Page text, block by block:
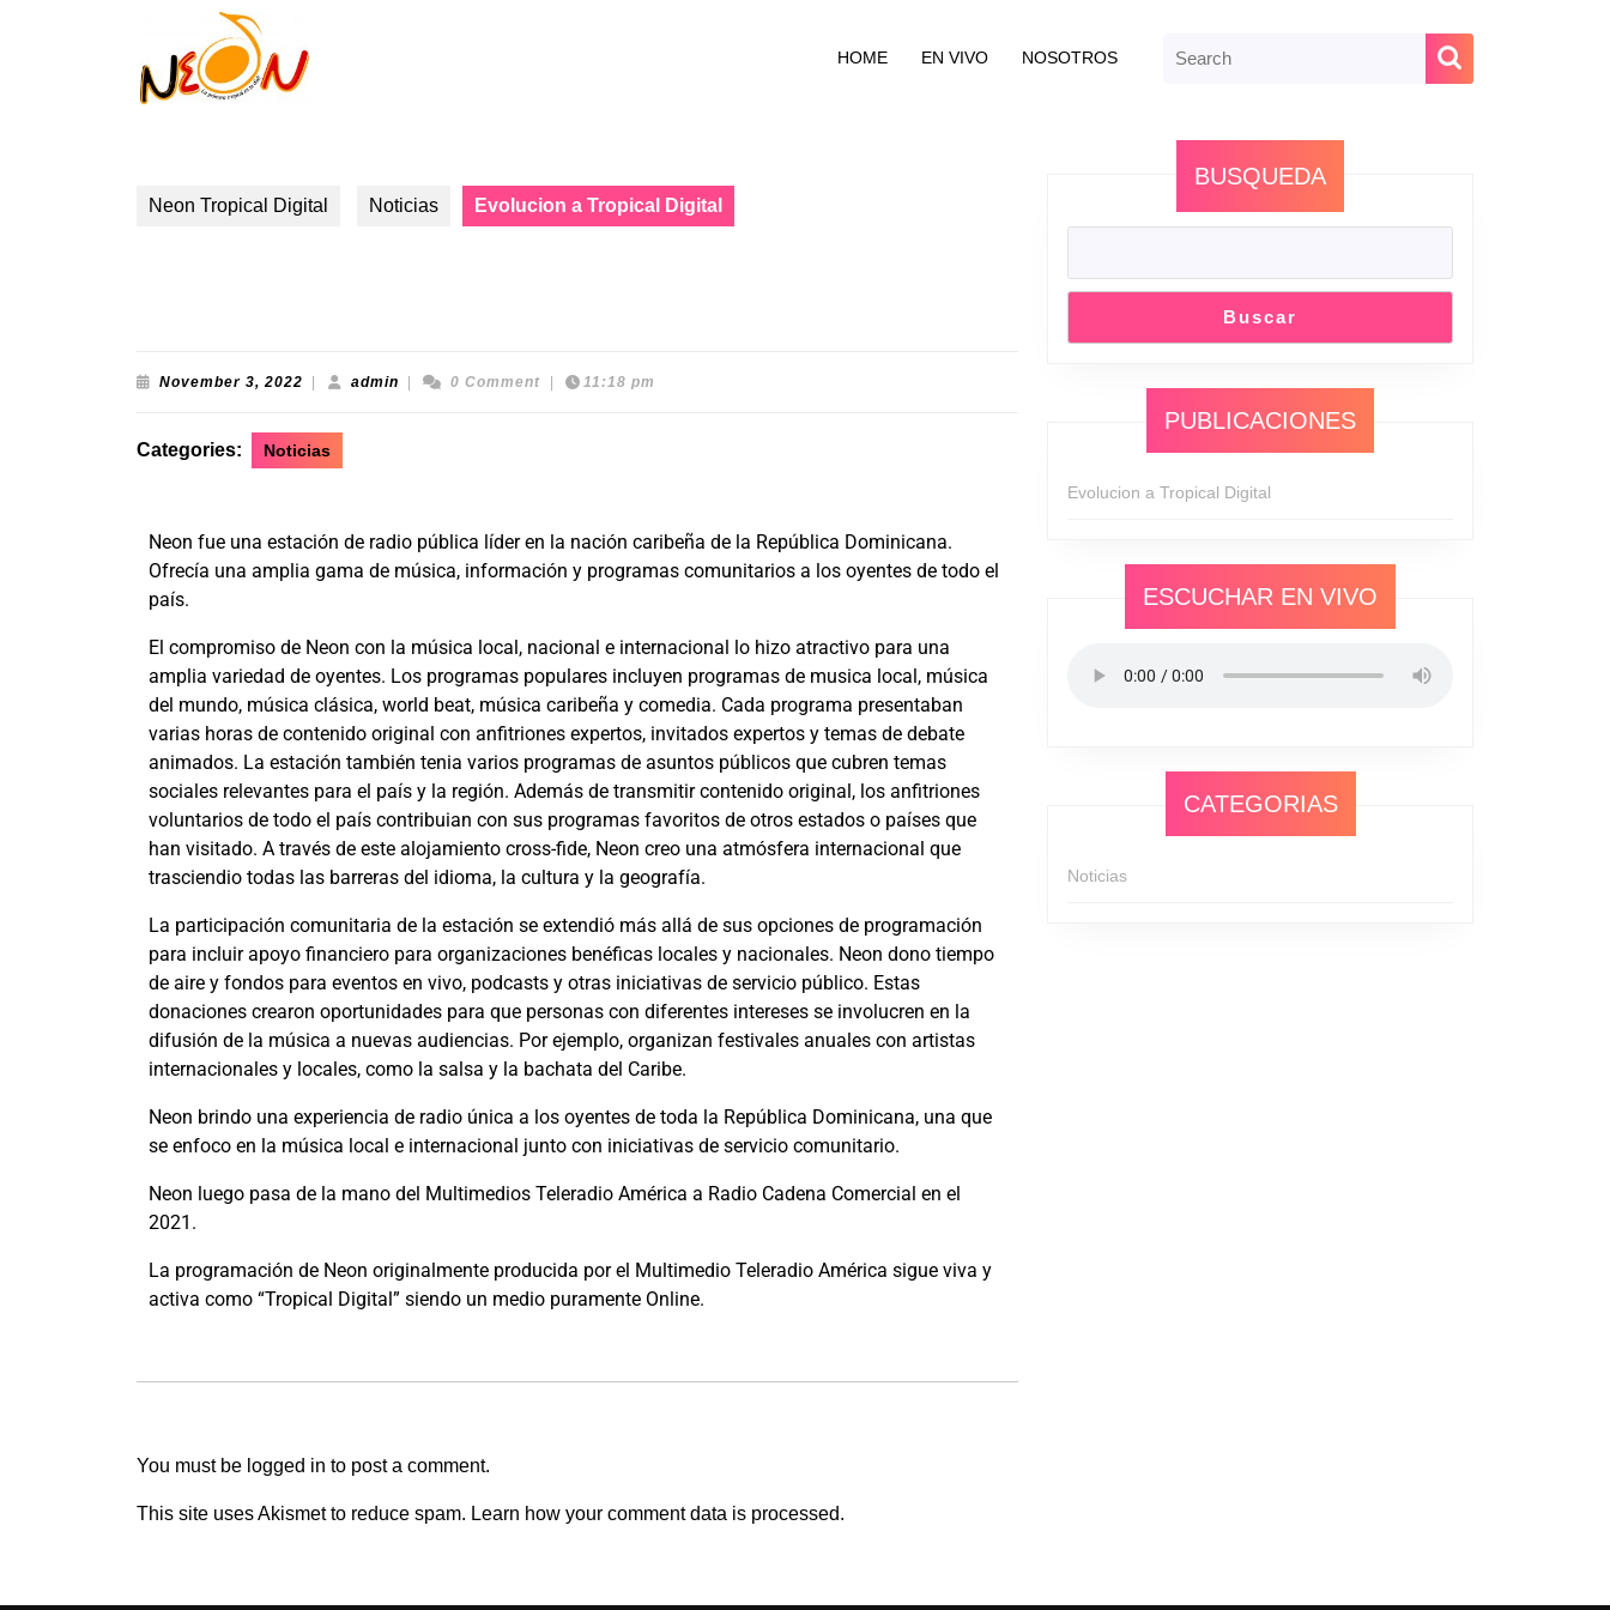
HOME EN VIVO NOSOTROS
Neon Tropical Digital Noticias Evolucion a Tropical Digital
November 3, 2022 admin 0 Comment 11:18 pm
Categories: Noticias
Neon fue una estación de radio pública líder en la nación caribeña de la República Dominicana.
Ofrecía una amplia gama de música, información y programas comunitarios a los oyentes de todo el
país.
El compromiso de Neon con la música local, nacional e internacional lo hizo atractivo para una
amplia variedad de oyentes. Los programas populares incluyen programas de musica local, música
del mundo, música clásica, world beat, música caribeña y comedia. Cada programa presentaban
varias horas de contenido original con anfitriones expertos, invitados expertos y temas de debate
animados. La estación también tenia varios programas de asuntos públicos que cubren temas
sociales relevantes para el país y la región. Además de transmitir contenido original, los anfitriones
voluntarios de todo el país contribuian con sus programas favoritos de otros estados o países que
han visitado. A través de este alojamiento cross-fide, Neon creo una atmósfera internacional que
trasciendio todas las barreras del idioma, la cultura y la geografía.
La participación comunitaria de la estación se extendió más allá de sus opciones de programación
para incluir apoyo financiero para organizaciones benéficas locales y nacionales. Neon dono tiempo
de aire y fondos para eventos en vivo, podcasts y otras iniciativas de servicio público. Estas
donaciones crearon oportunidades para que personas con diferentes intereses se involucren en la
difusión de la música a nuevas audiencias. Por ejemplo, organizan festivales anuales con artistas
internacionales y locales, como la salsa y la bachata del Caribe.
Neon brindo una experiencia de radio única a los oyentes de toda la República Dominicana, una que
se enfoco en la música local e internacional junto con iniciativas de servicio comunitario.
Neon luego pasa de la mano del Multimedios Teleradio América a Radio Cadena Comercial en el
2021.
La programación de Neon originalmente producida por el Multimedio Teleradio América sigue viva y
activa como “Tropical Digital” siendo un medio puramente Online.
You must be logged in to post a comment.
This site uses Akismet to reduce spam. Learn how your comment data is processed.
BUSQUEDA
Buscar
PUBLICACIONES
Evolucion a Tropical Digital
ESCUCHAR EN VIVO
CATEGORIAS
Noticias